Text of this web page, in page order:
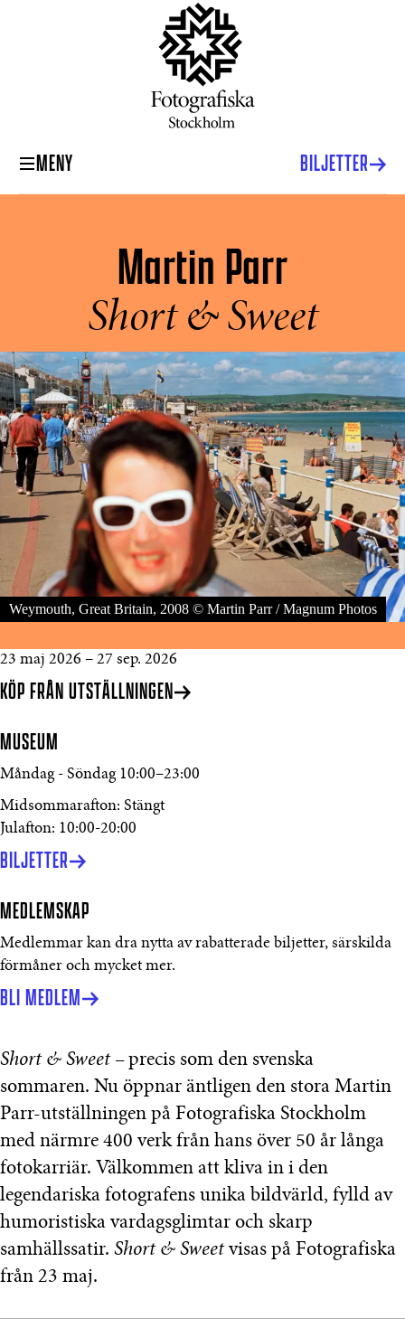
MENY BILJETTER
Martin Parr
Short & Sweet
Weymouth, Great Britain, 2008 © Martin Parr / Magnum Photos
23 maj 2026 – 27 sep. 2026
KÖP FRÅN UTSTÄLLNINGEN
MUSEUM
Måndag - Söndag 10:00–23:00
Midsommarafton: Stängt
Julafton: 10:00-20:00
BILJETTER
MEDLEMSKAP
Medlemmar kan dra nytta av rabatterade biljetter, särskilda
förmåner och mycket mer.
BLI MEDLEM
Short & Sweet– precis som den svenska
sommaren. Nu öppnar äntligen den stora Martin
Parr-utställningen på Fotografiska Stockholm
med närmre 400 verk från hans över 50 år långa
fotokarriär. Välkommen att kliva in i den
legendariska fotografens unika bildvärld, fylld av
humoristiska vardagsglimtar och skarp
samhällssatir. Short & Sweetvisas på Fotografiska
från 23 maj.